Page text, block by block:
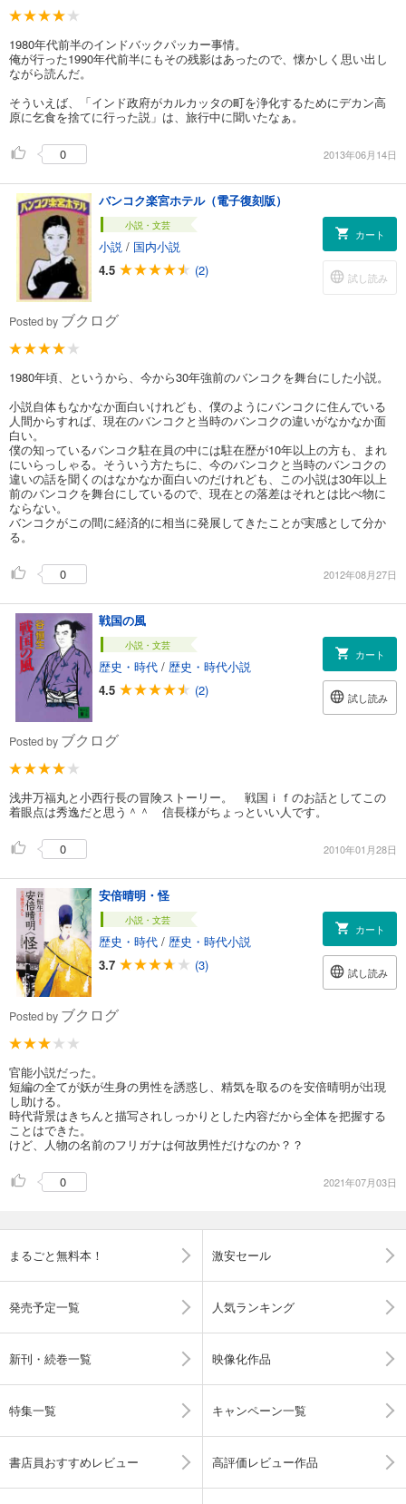
1980年代前半のインドバックパッカー事情。
俺が行った1990年代前半にもその残影はあったので、懐かしく思い出し
ながら読んだ。
そういえば、「インド政府がカルカッタの町を浄化するためにデカン高
原に乞食を捨てに行った説」は、旅行中に聞いたなぁ。
0 2013年06月14日
バンコク楽宮ホテル（電子復刻版）
小説・文芸
小説 / 国内小説
4.5
(2)
カート
試し読み
Posted by ブクログ
1980年頃、というから、今から30年強前のバンコクを舞台にした小説。
小説自体もなかなか面白いけれども、僕のようにバンコクに住んでいる
人間からすれば、現在のバンコクと当時のバンコクの違いがなかなか面
白い。
僕の知っているバンコク駐在員の中には駐在歴が10年以上の方も、まれ
にいらっしゃる。そういう方たちに、今のバンコクと当時のバンコクの
違いの話を聞くのはなかなか面白いのだけれども、この小説は30年以上
前のバンコクを舞台にしているので、現在との落差はそれとは比べ物に
ならない。
バンコクがこの間に経済的に相当に発展してきたことが実感として分か
る。
0 2012年08月27日
戦国の風
小説・文芸
歴史・時代 / 歴史・時代小説
4.5
(2)
カート
試し読み
Posted by ブクログ
浅井万福丸と小西行長の冒険ストーリー。 戦国ｉｆのお話としてこの
着眼点は秀逸だと思う＾＾ 信長様がちょっといい人です。
0 2010年01月28日
安倍晴明・怪
小説・文芸
歴史・時代 / 歴史・時代小説
3.7
(3)
カート
試し読み
Posted by ブクログ
官能小説だった。
短編の全てが妖が生身の男性を誘惑し、精気を取るのを安倍晴明が出現
し助ける。
時代背景はきちんと描写されしっかりとした内容だから全体を把握する
ことはできた。
けど、人物の名前のフリガナは何故男性だけなのか？？
0 2021年07月03日
まるごと無料本！ 激安セール
発売予定一覧 人気ランキング
新刊・続巻一覧 映像化作品
特集一覧 キャンペーン一覧
書店員おすすめレビュー 高評価レビュー作品